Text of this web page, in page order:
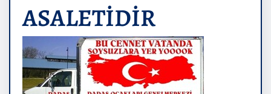
ASALETİDİR